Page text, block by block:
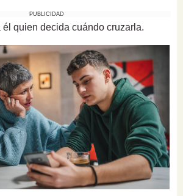
PUBLICIDAD
quien decida cuándo cruzarla.